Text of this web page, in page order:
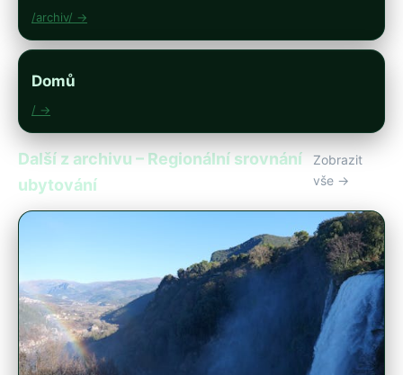
/archiv/ →
Domů
/ →
Další z archivu – Regionální srovnání
ubytování
Zobrazit
vše →